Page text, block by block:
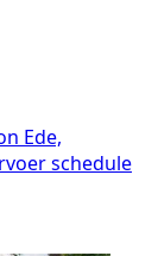
Ede,
schedule